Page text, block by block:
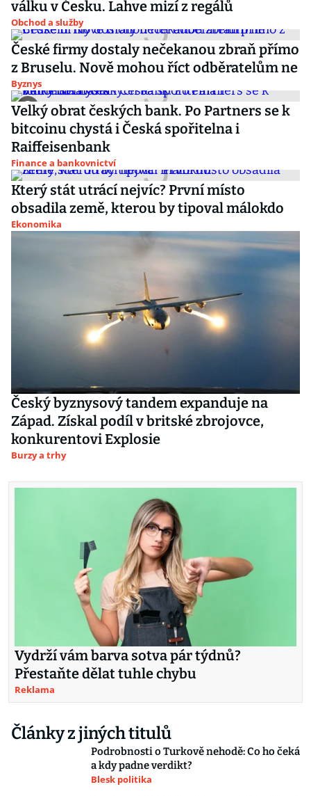
válku v Česku. Lahve mizí z regálů
Obchod a služby
České firmy dostaly nečekanou zbraň přímo
z Bruselu. Nově mohou říct odběratelům ne
Byznys
Velký obrat českých bank. Po Partners se k
bitcoinu chystá i Česká spořitelna i
Raiffeisenbank
Finance a bankovnictví
Který stát utrácí nejvíc? První místo
obsadila země, kterou by tipoval málokdo
Ekonomika
Český byznysový tandem expanduje na
Západ. Získal podíl v britské zbrojovce,
konkurentovi Explosie
Burzy a trhy
Vydrží vám barva sotva pár týdnů?
Přestaňte dělat tuhle chybu
Reklama
Články z jiných titulů
Podrobnosti o Turkově nehodě: Co ho čeká
a kdy padne verdikt?
Blesk politika